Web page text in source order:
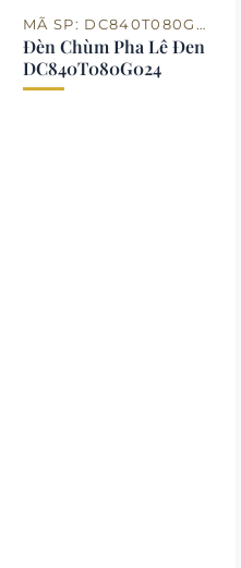
MÃ SP: DC840T080G024
Đèn Chùm Pha Lê Đen
DC840T080G024